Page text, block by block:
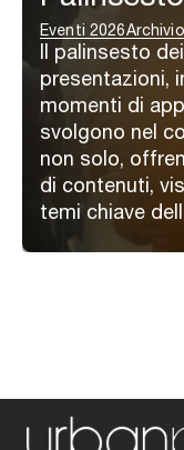
Eventi 2026
Il palinsesto
presentazioni,
momenti di
svolgono nel
non solo,
di contenuti,
temi chiave